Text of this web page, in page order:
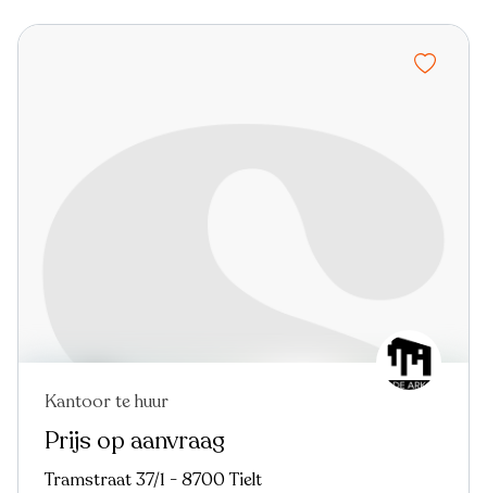
Kantoor te huur
Prijs op aanvraag
Tramstraat 37/1 - 8700 Tielt